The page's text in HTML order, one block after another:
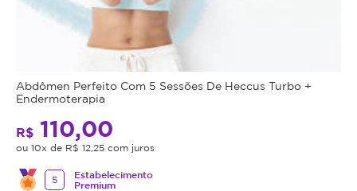
Abdômen Perfeito Com 5 Sessões De Heccus Turbo +
Endermoterapia
R$ 110,00
ou 10x de R$ 12,25 com juros
5
Estabelecimento
Premium